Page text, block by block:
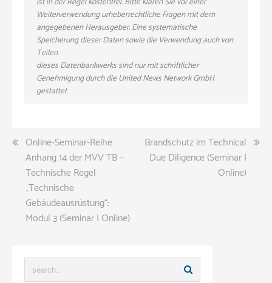
Weiterverwendung urheberrechtliche Fragen mit dem
angegebenen Herausgeber. Eine systematische
Speicherung dieser Daten sowie die Verwendung auch von
Teilen
dieses Datenbankwerks sind nur mit schriftlicher
Genehmigung durch die United News Network GmbH
gestattet
Beitragsnavigation
Online-Seminar-Reihe
Anhang 14 der MVV TB –
Technische Regel
„Technische
Gebäudeausrüstung“:
Modul 3 (Seminar | Online)
Brandschutz im Technical
Due Diligence (Seminar |
Online)